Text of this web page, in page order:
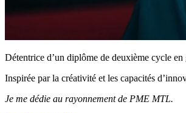
Détentrice d’un diplôme de deuxième cycle
Inspirée par la créativité et les capacités
Je me dédie au rayonnement de PME MTL.